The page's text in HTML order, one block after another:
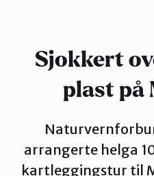
Sjokkert
plast på
arrangerte helga
kartleggingstur til